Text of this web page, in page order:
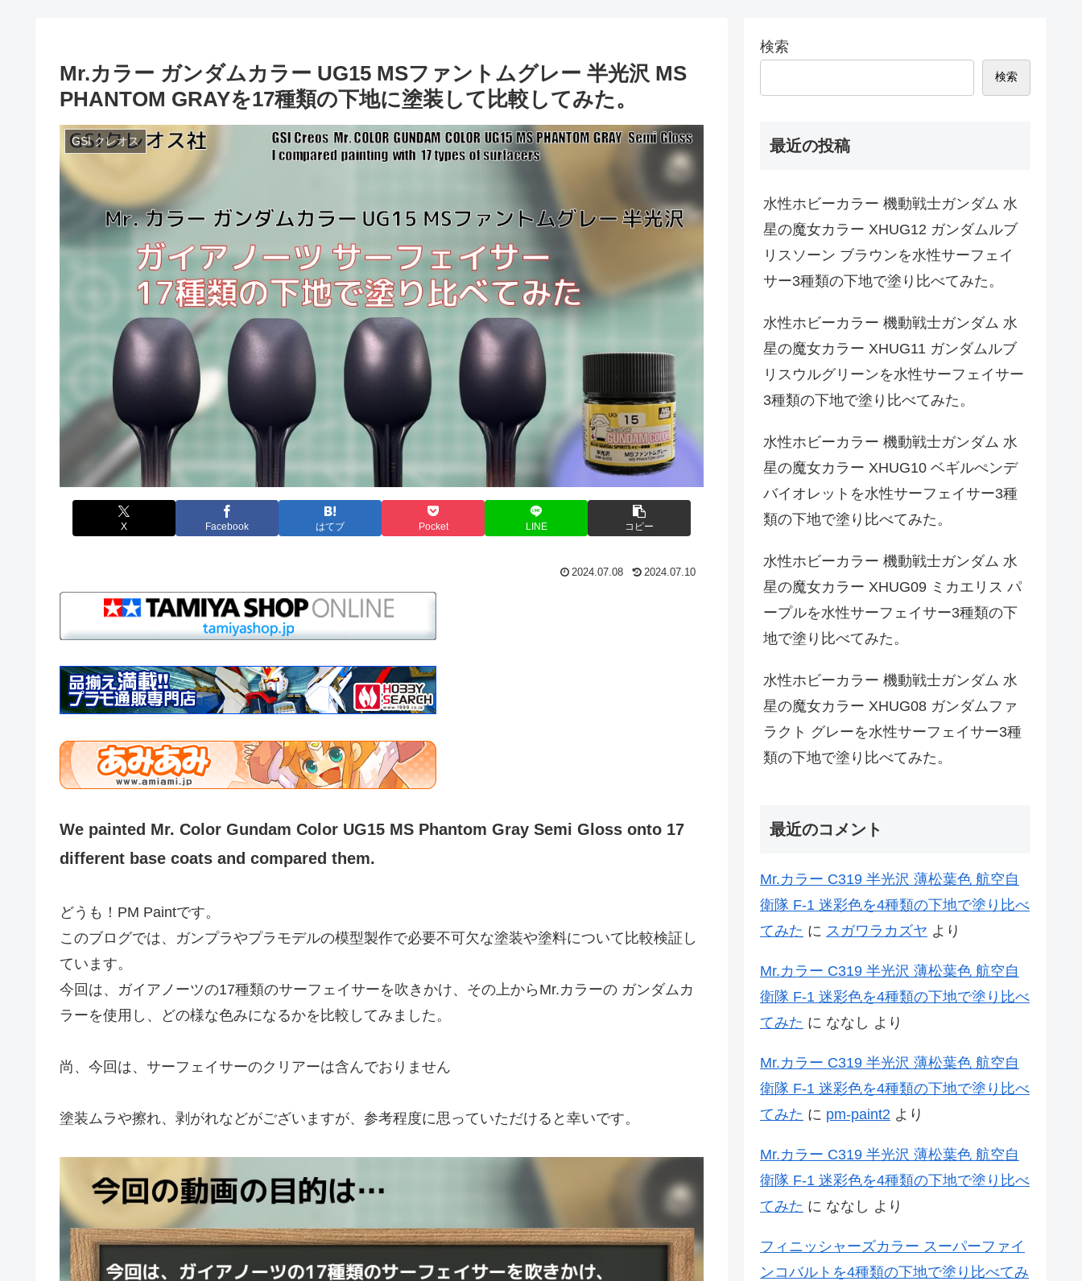
Mr.カラー ガンダムカラー UG15 MSファントムグレー 半光沢 MS
PHANTOM GRAYを17種類の下地に塗装して比較してみた。
GSI クレオス
X Facebook はてブ Pocket LINE コピー
2024.07.08 2024.07.10
We painted Mr. Color Gundam Color UG15 MS Phantom Gray Semi Gloss onto 17
different base coats and compared them.
どうも！PM Paintです。
このブログでは、ガンプラやプラモデルの模型製作で必要不可欠な塗装や塗料について比較検証し
ています。
今回は、ガイアノーツの17種類のサーフェイサーを吹きかけ、その上からMr.カラーの ガンダムカ
ラーを使用し、どの様な色みになるかを比較してみました。
尚、今回は、サーフェイサーのクリアーは含んでおりません
塗装ムラや擦れ、剥がれなどがございますが、参考程度に思っていただけると幸いです。
検索
検索
最近の投稿
水性ホビーカラー 機動戦士ガンダム 水
星の魔女カラー XHUG12 ガンダムルブ
リスソーン ブラウンを水性サーフェイ
サー3種類の下地で塗り比べてみた。
水性ホビーカラー 機動戦士ガンダム 水
星の魔女カラー XHUG11 ガンダムルブ
リスウルグリーンを水性サーフェイサー
3種類の下地で塗り比べてみた。
水性ホビーカラー 機動戦士ガンダム 水
星の魔女カラー XHUG10 ベギルぺンデ
バイオレットを水性サーフェイサー3種
類の下地で塗り比べてみた。
水性ホビーカラー 機動戦士ガンダム 水
星の魔女カラー XHUG09 ミカエリス パ
ープルを水性サーフェイサー3種類の下
地で塗り比べてみた。
水性ホビーカラー 機動戦士ガンダム 水
星の魔女カラー XHUG08 ガンダムファ
ラクト グレーを水性サーフェイサー3種
類の下地で塗り比べてみた。
最近のコメント
Mr.カラー C319 半光沢 薄松葉色 航空自
衛隊 F-1 迷彩色を4種類の下地で塗り比べ
てみた に スガワラカズヤ より
Mr.カラー C319 半光沢 薄松葉色 航空自
衛隊 F-1 迷彩色を4種類の下地で塗り比べ
てみた に ななし より
Mr.カラー C319 半光沢 薄松葉色 航空自
衛隊 F-1 迷彩色を4種類の下地で塗り比べ
てみた に pm-paint2 より
Mr.カラー C319 半光沢 薄松葉色 航空自
衛隊 F-1 迷彩色を4種類の下地で塗り比べ
てみた に ななし より
フィニッシャーズカラー スーパーファイ
ンコバルトを4種類の下地で塗り比べてみ